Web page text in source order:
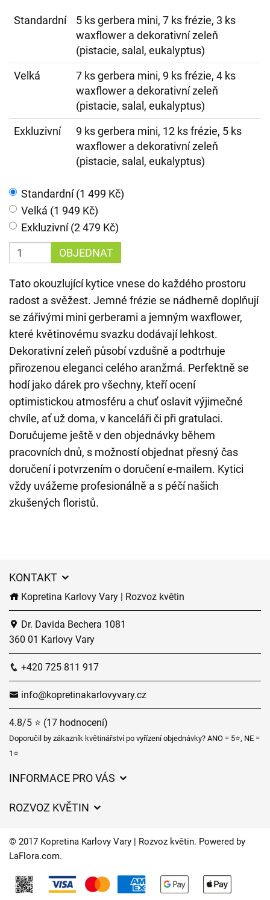
Standardní
5 ks gerbera mini, 7 ks frézie, 3 ks
waxflower a dekorativní zeleň
(pistacie, salal, eukalyptus)
Velká
7 ks gerbera mini, 9 ks frézie, 4 ks
waxflower a dekorativní zeleň
(pistacie, salal, eukalyptus)
Exkluzivní
9 ks gerbera mini, 12 ks frézie, 5 ks
waxflower a dekorativní zeleň
(pistacie, salal, eukalyptus)
Standardní (1 499 Kč)
Velká (1 949 Kč)
Exkluzivní (2 479 Kč)
OBJEDNAT
Tato okouzlující kytice vnese do každého prostoru
radost a svěžest. Jemné frézie se nádherně doplňují
se zářivými mini gerberami a jemným waxflower,
které květinovému svazku dodávají lehkost.
Dekorativní zeleň působí vzdušně a podtrhuje
přirozenou eleganci celého aranžmá. Perfektně se
hodí jako dárek pro všechny, kteří ocení
optimistickou atmosféru a chuť oslavit výjimečné
chvíle, ať už doma, v kanceláři či při gratulaci.
Doručujeme ještě v den objednávky během
pracovních dnů, s možností objednat přesný čas
doručení i potvrzením o doručení e-mailem. Kytici
vždy uvážeme profesionálně a s péčí našich
zkušených floristů.
KONTAKT
Kopretina Karlovy Vary | Rozvoz květin
Dr. Davida Bechera 1081
360 01 Karlovy Vary
+420 725 811 917
info@kopretinakarlovyvary.cz
4.8/5 ⭐ (17 hodnocení)
Doporučil by zákazník květinářství po vyřízení objednávky? ANO = 5⭐, NE =
1⭐
INFORMACE PRO VÁS
Často kladené dotazy
Časy doručení květin – přehled možností
O nás
ROZVOZ KVĚTIN
Kam doručujeme květiny
Kontakt
© 2017 Kopretina Karlovy Vary | Rozvoz květin. Powered by
LaFlora.com.